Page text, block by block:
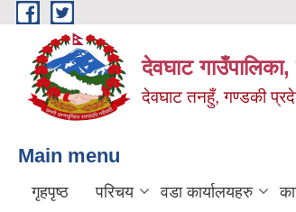
Skip to main content
देवघाट गाउँपालिका,
देवघाट तनहुँ, गण्डकी
Main menu
गृहपृष्ठ परिचय वडा कार्यालयहरु